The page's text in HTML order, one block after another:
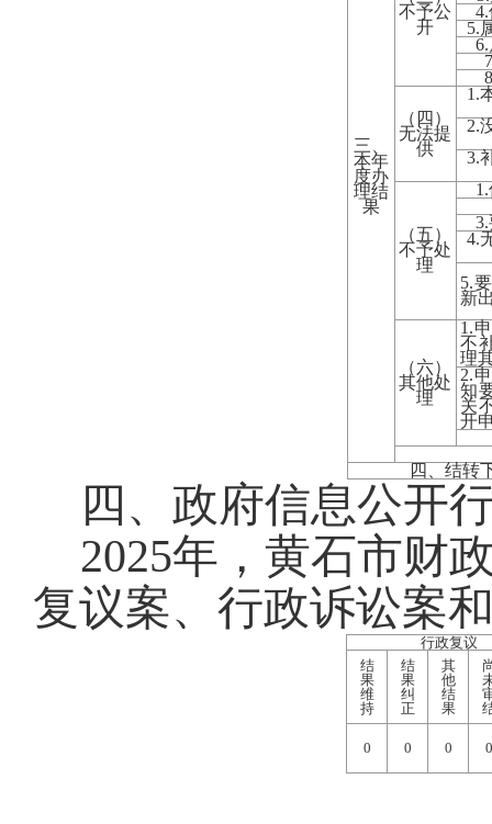
三、
本年
度办
理结
果
不予公
开
5.
（四）
无法提
供
1.
2.
3.
（五）
不予处
理
4.
5.
新
（六）
其他处
理
1.
不
理
2.
知
关
开
四、结转
四、政府信息公开
2025年，黄石市财
复议案、行政诉讼案
行政复议
结
果
维
持
结
果
纠
正
其
他
结
果
0 0 0 0